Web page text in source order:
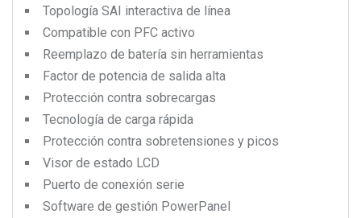
Topología SAI interactiva de línea
Compatible con PFC activo
Reemplazo de batería sin herramientas
Factor de potencia de salida alta
Protección contra sobrecargas
Tecnología de carga rápida
Protección contra sobretensiones y picos
Visor de estado LCD
Puerto de conexión serie
Software de gestión PowerPanel